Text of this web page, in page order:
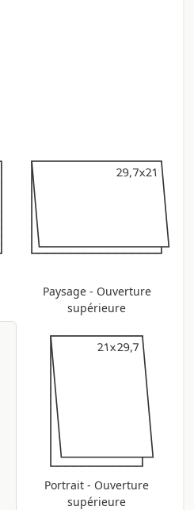
29,7x21
29,7x21
Paysage - Ouverture
supérieure
21x29,7
21x29,7
Portrait - Ouverture
supérieure